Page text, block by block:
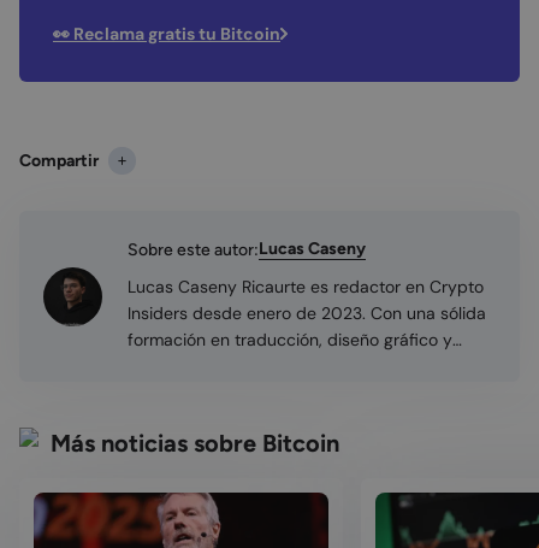
👀 Reclama gratis tu Bitcoin
Compartir
Sobre este autor:Lucas Caseny
Lucas Caseny Ricaurte es redactor en Crypto
Insiders desde enero de 2023. Con una sólida
formación en traducción, diseño gráfico y
la Universidad Autónoma de Madrid, lo que ha
financiero y las criptomonedas.
Más noticias sobre Bitcoin